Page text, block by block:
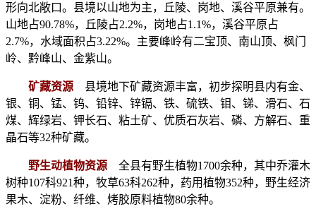
形向北敞口。县境以山地为主，丘陵、岗地、溪谷平原兼有。
山地占90.78%，丘陵占2.2%，岗地占1.1%，溪谷平原占
2.7%，水域面积占3.22%。主要峰岭有二宝顶、南山顶、枫门
岭、黔峰山、金紫山。
矿藏资源 县境地下矿藏资源丰富，初步探明县内有金、
银、铜、锰、钨、铅锌、锌镉、铁、硫铁、钼、锑、滑石、石
煤、辉绿岩、钾长石、粘土矿、优质石灰岩、磷、方解石、重
晶石等32种矿藏。
野生动植物资源 全县有野生植物1700余种，其中乔灌木
树种107科921种，牧草63科262种，药用植物352种，野生经济
果木、淀粉、纤维、烤胶原料植物80余种。